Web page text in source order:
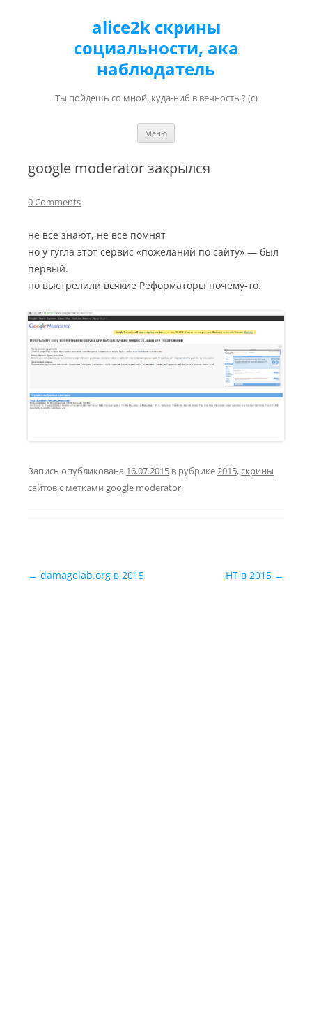
alice2k скрины
социальности, ака
наблюдатель
Ты пойдешь со мной, куда-ниб в вечность ? (с)
Меню
google moderator закрылся
0 Comments
не все знают, не все помнят
но у гугла этот сервис «пожеланий по сайту» — был
первый.
но выстрелили всякие Реформаторы почему-то.
Запись опубликована 16.07.2015 в рубрике2015,скрины
сайтовс метками google moderator.
Навигация по записям
← damagelab.org в 2015 HT в 2015 →